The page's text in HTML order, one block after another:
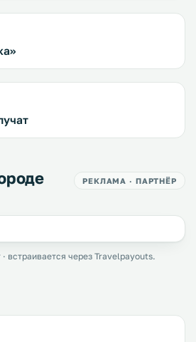
РЕКЛАМА · ПАРТНЁР
встраивается через Travelpayouts.